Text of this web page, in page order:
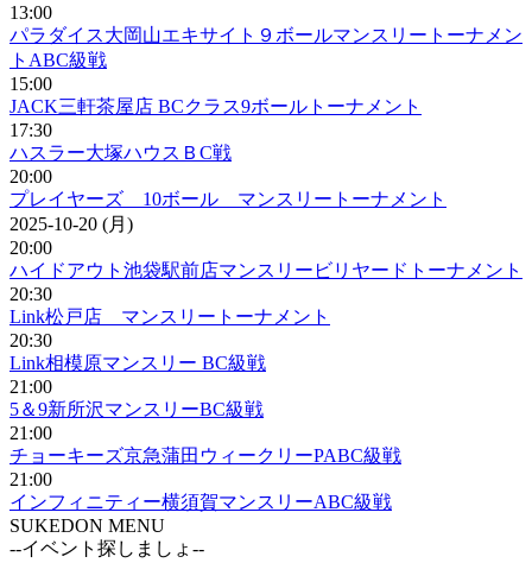
13:00
パラダイス大岡山エキサイト９ボールマンスリートーナメン
トABC級戦
15:00
JACK三軒茶屋店 BCクラス9ボールトーナメント
17:30
ハスラー大塚ハウスＢC戦
20:00
プレイヤーズ 10ボール マンスリートーナメント
2025-10-20 (月)
20:00
ハイドアウト池袋駅前店マンスリービリヤードトーナメント
20:30
Link松戸店 マンスリートーナメント
20:30
Link相模原マンスリー BC級戦
21:00
5＆9新所沢マンスリーBC級戦
21:00
チョーキーズ京急蒲田ウィークリーPABC級戦
21:00
インフィニティー横須賀マンスリーABC級戦
SUKEDON MENU
--イベント探しましょ--